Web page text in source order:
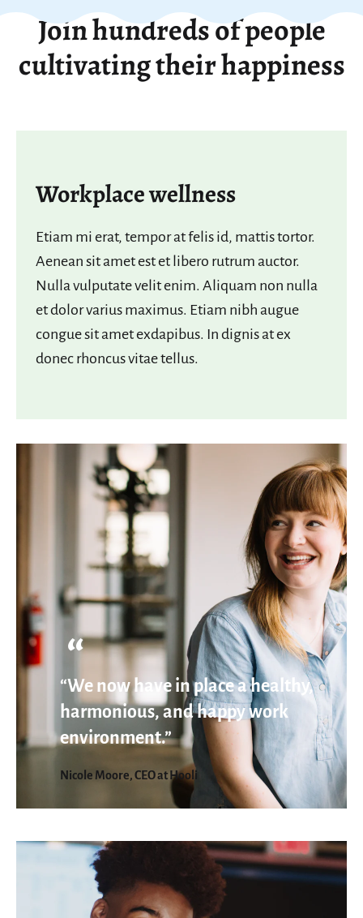
Join hundreds of people
cultivating their happiness
Workplace wellness
Etiam mi erat, tempor at felis id, mattis tortor.
Aenean sit amet est et libero rutrum auctor.
Nulla vulputate velit enim. Aliquam non nulla
et dolor varius maximus. Etiam nibh augue
congue sit amet exdapibus. In dignis at ex
donec rhoncus vitae tellus.
“We now have in place a healthy,
harmonious, and happy work
environment.”
Nicole Moore, CEO at Hooli